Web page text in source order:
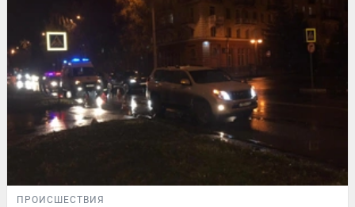
ПРОИСШЕСТВИЯ